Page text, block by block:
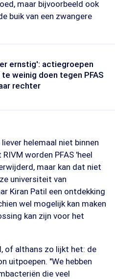
maar bijvoorbeeld ook
buik van een zwangere
ernstig': actiegroepen
weinig doen tegen PFAS
rechter
helemaal niet binnen
worden PFAS 'heel
maar kan dat niet
universiteit van
Kiran Patil een ontdekking
wel mogelijk kan maken
kan zijn voor het
of althans zo lijkt het: de
uitpoepen. "We hebben
die veel